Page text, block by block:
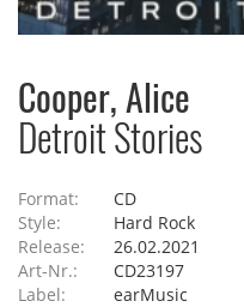
Cooper, Alice
Detroit Stories
Format:
CD
Style:
Hard Rock
Release:
26.02.2021
Art-Nr.:
CD23197
Label:
earMusic